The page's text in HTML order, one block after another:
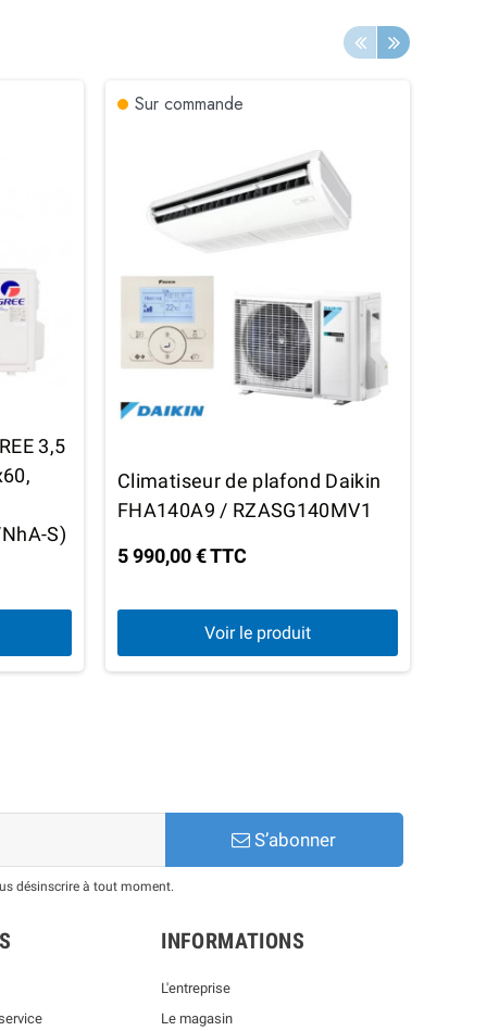
3,5
S)
Sur commande
Climatiseur de plafond Daikin
FHA140A9 / RZASG140MV1
5 990,00 € TTC
Voir le produit
S’abonner
désinscrire à tout moment.
INFORMATIONS
L'entreprise
Le magasin